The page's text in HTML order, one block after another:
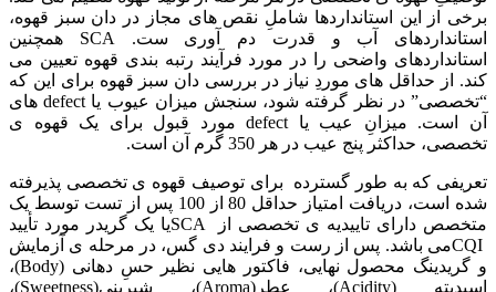
برخی از این استانداردها شاملِ نقص های مجاز در دان سبز قهوه،
استانداردهای آب و قدرت دم آوری ست. SCA
همچنین
استانداردهای واضحی را در مورد فرآیند رتبه بندی قهوه تعیین می
کند. از حداقل های موردِ نیاز در بررسی دان سبز قهوه برای این که
“تخصصی” در نظر گرفته شود، سنجش میزان عیوب یا
defect های
آن است. میزانِ عیب یا defect مورد قبول برای یک قهوه ی
تخصصی، حداکثر پنج عیب در هر 350 گرم آن است.
تعریفی که به طور گسترده برای توصیف قهوه ی تخصصی پذیرفته
شده است، دریافت امتیاز حداقل 80 از 100 پس از تست توسط یک
متخصص دارای تاییدیه ی تخصصی از SCAیا یک گریدر مورد تأیید
CQIمی باشد. پس از رست و فرایند دی گس، در مرحله ی آزمایش
و گریدینگ محصول نهایی، فاکتور هایی نظیر حسِ دهانی (Body)،
اسیدیته (Acidity)، عطر(Aroma)، شیرینی(Sweetness)،